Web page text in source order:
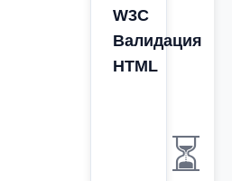
W3C
Валидация
HTML
⏳